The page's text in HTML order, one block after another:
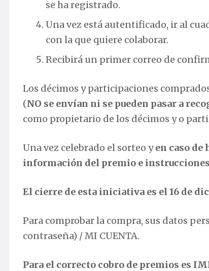
se ha registrado.
Una vez está autentificado, ir al
con la que quiere colaborar.
Recibirá un primer correo de
Los décimos y participaciones
(NO se envían ni se pueden pasar a
como propietario de los décimos y o
Una vez celebrado el sorteo yen caso
información del premio e
El cierre de esta iniciativa es el 16 de
Para comprobar la compra, sus datos
contraseña) / MI CUENTA.
Para el correcto cobro de premios es